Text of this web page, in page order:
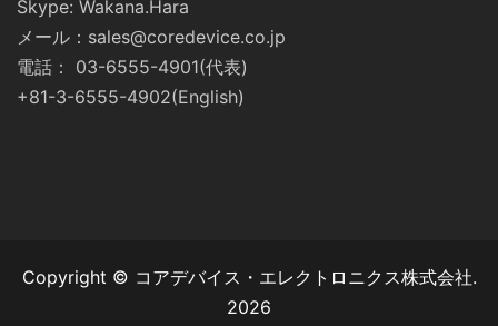
Skype: Wakana.Hara
メール：sales@coredevice.co.jp
電話： 03-6555-4901(代表)
+81-3-6555-4902(English)
Copyright © コアデバイス・エレクトロニクス株式会社.
2026